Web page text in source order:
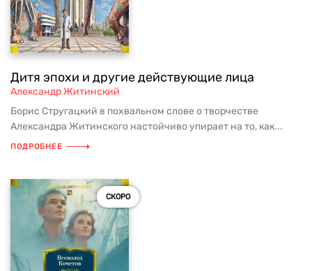
Дитя эпохи и другие действующие лица
Александр Житинский
Борис Стругацкий в похвальном слове о творчестве
Александра Житинского настойчиво упирает на то, как...
ПОДРОБНЕЕ
СКОРО